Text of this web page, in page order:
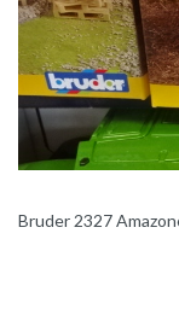
Bruder 2327